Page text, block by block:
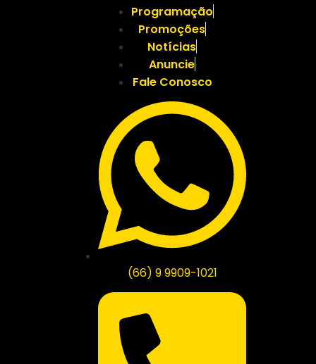
Programação
Promoções
Notícias
Anuncie
Fale Conosco
(66) 9 9909-1021